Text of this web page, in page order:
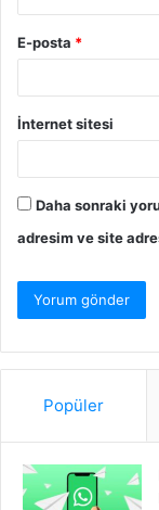
E-posta *
İnternet sitesi
Daha sonraki
adresim ve site
Popüler